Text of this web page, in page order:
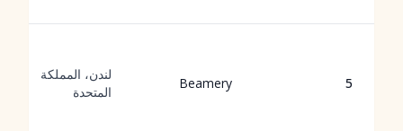
5
Beamery
لندن، المملكة
المتحدة